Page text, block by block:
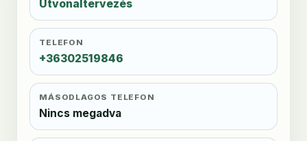
Útvonaltervezés
TELEFON
+36302519846
MÁSODLAGOS TELEFON
Nincs megadva